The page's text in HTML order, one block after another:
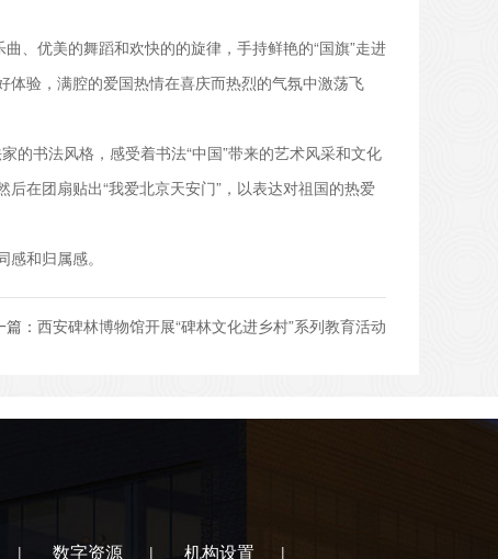
、优美的舞蹈和欢快的的旋律，手持鲜艳的“国旗”走进
验，满腔的爱国热情在喜庆而热烈的气氛中激荡飞
书法风格，感受着书法“中国”带来的艺术风采和文化
在团扇贴出“我爱北京天安门”，以表达对祖国的热爱
和归属感。
： 西安碑林博物馆开展“碑林文化进乡村”系列教育活动
| 数字资源 | 机构设置 |